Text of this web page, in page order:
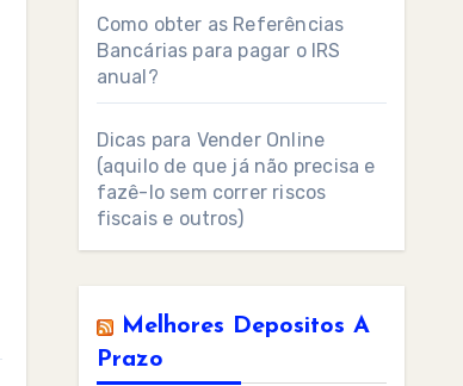
Como obter as Referências
Bancárias para pagar o IRS
anual?
Dicas para Vender Online
(aquilo de que já não precisa e
fazê-lo sem correr riscos
fiscais e outros)
Melhores Depositos A
Prazo